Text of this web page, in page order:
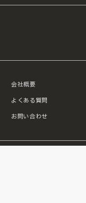
会社概要
よくある質問
お問い合わせ